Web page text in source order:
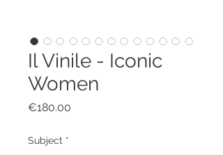
Il Vinile - Iconic
Women
€180.00
Subject *